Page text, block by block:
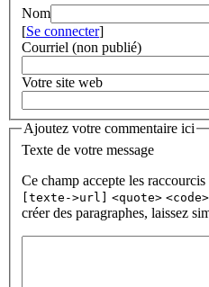
Nom
[Se connecter]
Courriel (non publié)
Votre site web
Ajoutez votre commentaire ici
Texte de votre message
Ce champ accepte les raccourcis
[texte->url] <quote> <code>
créer des paragraphes, laissez